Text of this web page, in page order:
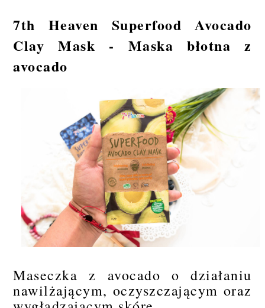
7th Heaven Superfood Avocado
Clay Mask - Maska błotna z
avocado
Maseczka z avocado o działaniu
nawilżającym, oczyszczającym oraz